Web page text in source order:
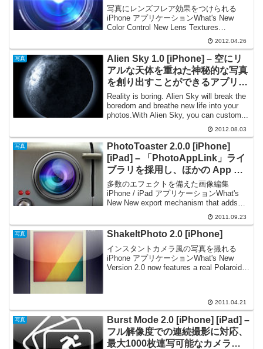
れるアプリケーション
写真にレンズフレア効果をつけられる
iPhone アプリケーションWhat's New
Color Control New Lens Textures
2012.04.26
写真
Alien Sky 1.0 [iPhone] – 空にリ
アルな天体を重ねた神秘的な写真
を創り出すことができるアプリケ
ーション
Reality is boring. Alien Sky will break the
boredom and breathe new life into your
photos.With Alien Sky, you can custom...
2012.08.03
写真
PhotoToaster 2.0.0 [iPhone]
[iPad] – 「PhotoAppLink」ライ
ブラリを採用し、ほかの App と
編集した画像の受け渡しが可能に
多数のエフェクトを備えた画像編集
iPhone / iPad アプリケーションWhat's
New New export mechanism that adds
flickr, twitter, instagram, and clipboa...
2011.09.23
写真 ShakeItPhoto 2.0 [iPhone]
インスタントカメラ風の写真を撮れる
iPhone アプリケーションWhat's New
Version 2.0 now features a real Polaroid
2011.04.21
写真
Burst Mode 2.0 [iPhone] [iPad] –
フル解像度での連続撮影に対応、
最大1000枚連写可能なカメラア